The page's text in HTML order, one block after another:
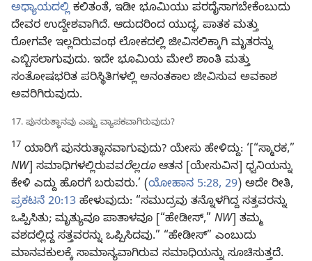
ಅಧ್ಯಾಯದಲ್ಲಿಕಲಿತಂತೆ, ಇಡೀ ಭೂಮಿಯು ಪರದೈಸಾಗಬೇಕೆಂಬುದು
ದೇವರ ಉದ್ದೇಶವಾಗಿದೆ. ಆದುದರಿಂದ ಯುದ್ಧ, ಪಾತಕ ಮತ್ತು
ರೋಗವೇ ಇಲ್ಲದಿರುವಂಥ ಲೋಕದಲ್ಲಿ ಜೀವಿಸಲಿಕ್ಕಾಗಿ ಮೃತರನ್ನು
ಎಬ್ಬಿಸಲಾಗುವುದು. ಇದೇ ಭೂಮಿಯ ಮೇಲೆ ಶಾಂತಿ ಮತ್ತು
ಸಂತೋಷಭರಿತ ಪರಿಸ್ಥಿತಿಗಳಲ್ಲಿ ಅನಂತಕಾಲ ಜೀವಿಸುವ ಅವಕಾಶ
ಅವರಿಗಿರುವುದು.
17. ಪುನರುತ್ಥಾನವು ಎಷ್ಟು ವ್ಯಾಪಕವಾಗಿರುವುದು?
17 ಯಾರಿಗೆ ಪುನರುತ್ಥಾನವಾಗುವುದು? ಯೇಸು ಹೇಳಿದ್ದು: ‘[“ಸ್ಮಾರಕ,”
NW ] ಸಮಾಧಿಗಳಲ್ಲಿರುವವರೆಲ್ಲರೂಆತನ [ಯೇಸುವಿನ] ಧ್ವನಿಯನ್ನು
ಕೇಳಿ ಎದ್ದು ಹೊರಗೆ ಬರುವರು.’ (ಯೋಹಾನ 5:28, 29) ಅದೇ ರೀತಿ,
ಪ್ರಕಟನೆ 20:13 ಹೇಳುವುದು: “ಸಮುದ್ರವು ತನ್ನೊಳಗಿದ್ದ ಸತ್ತವರನ್ನು
ಒಪ್ಪಿಸಿತು; ಮೃತ್ಯುವೂ ಪಾತಾಳವೂ [“ಹೇಡೀಸ್‌,” NW ] ತಮ್ಮ
ವಶದಲ್ಲಿದ್ದ ಸತ್ತವರನ್ನು ಒಪ್ಪಿಸಿದವು.” “ಹೇಡೀಸ್‌” ಎಂಬುದು
ಮಾನವಕುಲಕ್ಕೆ ಸಾಮಾನ್ಯವಾಗಿರುವ ಸಮಾಧಿಯನ್ನು ಸೂಚಿಸುತ್ತದೆ.